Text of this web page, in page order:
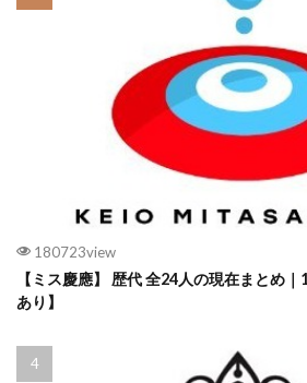
180723view
【ミス慶應】 歴代 全24人の現在まとめ
あり】